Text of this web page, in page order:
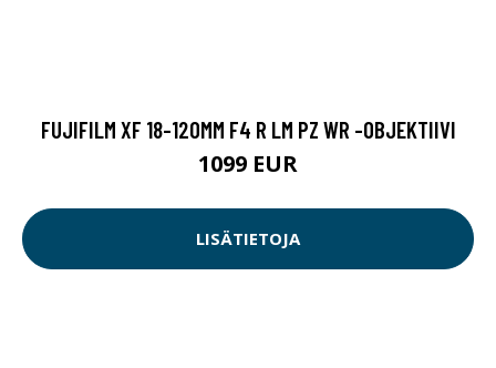
FUJIFILM XF 18-120MM F4 R LM PZ WR -OBJEKTIIVI
1099 EUR
LISÄTIETOJA